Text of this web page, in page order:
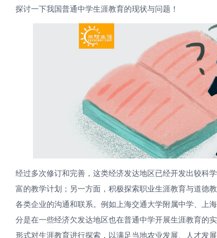
探讨一下我国普通中学生涯教育的现状与问题！
经过多次修订和完善，这类经济发达地区已经开发出较科
富的教学计划；另一方面，积极探索职业生涯教育与道德
各类企业的沟通和联系。例如上海交通大学附属中学、上
分是在一些经济欠发达地区也在普通中学开展生涯教育的
形式对生涯教育进行探索，以满足当地农业发展、人才发